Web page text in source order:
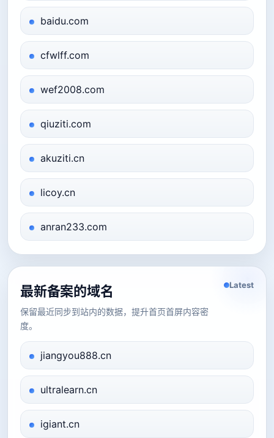
baidu.com
cfwlff.com
wef2008.com
qiuziti.com
akuziti.cn
licoy.cn
anran233.com
最新备案的域名
保留最近同步到站内的数据，提升首页首屏内容密
度。
Latest
jiangyou888.cn
ultralearn.cn
igiant.cn